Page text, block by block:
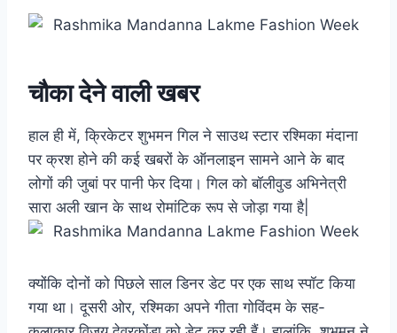
चौका देने वाली खबर
हाल ही में, क्रिकेटर शुभमन गिल ने साउथ स्टार रश्मिका मंदाना
पर क्रश होने की कई खबरों के ऑनलाइन सामने आने के बाद
लोगों की जुबां पर पानी फेर दिया। गिल को बॉलीवुड अभिनेत्री
सारा अली खान के साथ रोमांटिक रूप से जोड़ा गया है|
क्योंकि दोनों को पिछले साल डिनर डेट पर एक साथ स्पॉट किया
गया था। दूसरी ओर, रश्मिका अपने गीता गोविंदम के सह-